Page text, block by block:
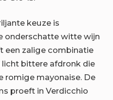
keuze is
onderschatte witte wijn
een zalige combinatie
licht bittere afdronk die
romige mayonaise. De
proeft in Verdicchio